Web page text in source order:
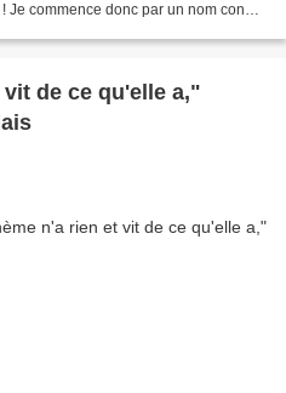
Je commence donc par un nom connu
de ce qu'elle a,"